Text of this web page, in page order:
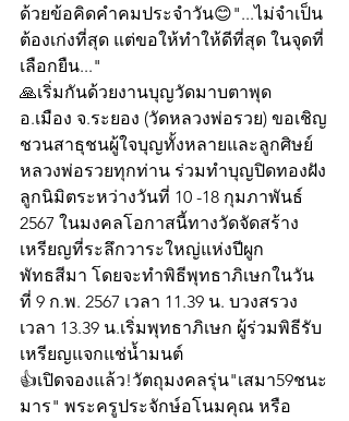
ด้วยข้อคิดคำคมประจำวัน😊"...ไม่จำเป็น
ต้องเก่งที่สุด แต่ขอให้ทำให้ดีที่สุด ในจุดที่
เลือกยืน..."
🙏เริ่มกันด้วยงานบุญวัดมาบตาพุด
อ.เมือง จ.ระยอง (วัดหลวงพ่อรวย) ขอเชิญ
ชวนสาธุชนผู้ใจบุญทั้งหลายและลูกศิษย์
หลวงพ่อรวยทุกท่าน ร่วมทำบุญปิดทองฝัง
ลูกนิมิตระหว่างวันที่ 10 -18 กุมภาพันธ์
2567 ในมงคลโอกาสนี้ทางวัดจัดสร้าง
เหรียญที่ระลึกวาระใหญ่แห่งปีผูก
พัทธสีมา โดยจะทำพิธีพุทธาภิเษกในวัน
ที่ 9 ก.พ. 2567 เวลา 11.39 น. บวงสรวง
เวลา 13.39 น.เริ่มพุทธาภิเษก ผู้ร่วมพิธีรับ
เหรียญแจกแช่น้ำมนต์
👍เปิดจองแล้ว!วัตถุมงคลรุ่น"เสมา59ชนะ
มาร" พระครูประจักษ์อโนมคุณ หรือ